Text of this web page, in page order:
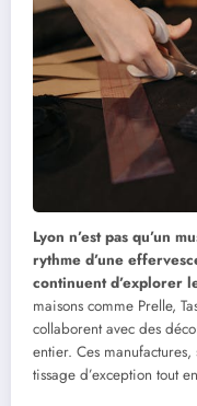
Lyon n’est pas qu’un
rythme d’une
continuent d’explorer
maisons comme Prelle,
collaborent avec des
entier. Ces
tissage d’exception tout